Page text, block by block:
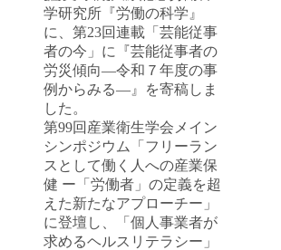
学研究所『労働の科学』
に、第23回連載「芸能従事
者の今」に『芸能従事者の
労災傾向―令和７年度の事
例からみる―』を寄稿しま
した。
第99回産業衛生学会メイン
シンポジウム「フリーラン
スとして働く人への産業保
健 ー「労働者」の定義を超
えた新たなアプローチー」
に登壇し、「個人事業者が
求めるヘルスリテラシー」